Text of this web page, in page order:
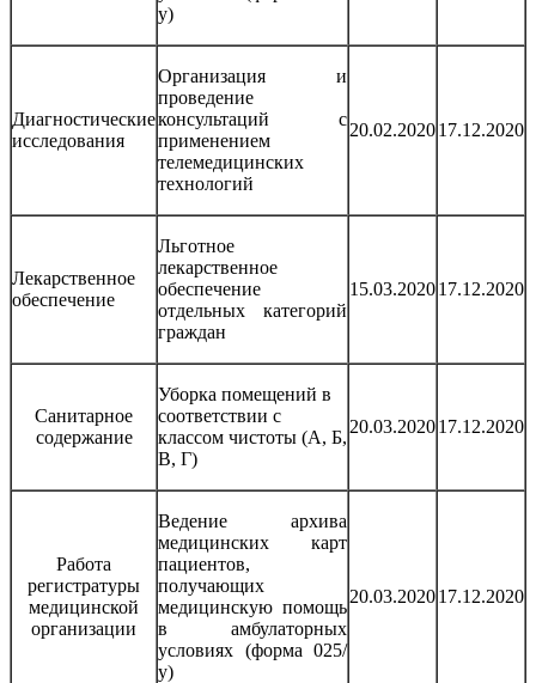
у)
Диагностические
исследования
Организация и
проведение
консультаций с
применением
телемедицинских
технологий
20.02.202017.12.2020
Лекарственное
обеспечение
Льготное
лекарственное
обеспечение
отдельных категорий
граждан
15.03.202017.12.2020
Санитарное
содержание
Уборка помещений в
соответствии с
классом чистоты (А, Б,
В, Г)
20.03.202017.12.2020
Работа
регистратуры
медицинской
организации
Ведение архива
медицинских карт
пациентов,
получающих
медицинскую помощь
в амбулаторных
условиях (форма 025/
у)
20.03.202017.12.2020